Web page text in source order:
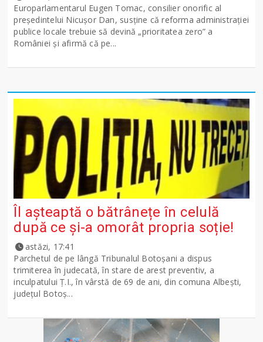
Europarlamentarul Eugen Tomac, consilier onorific al
președintelui Nicușor Dan, susține că reforma administrației
publice locale trebuie să devină „prioritatea zero” a
României și afirmă că pe...
Îl așteaptă o bătrânețe în celulă
după ce și-a omorât propria soție!
astăzi, 17:41
Parchetul de pe lângă Tribunalul Botoşani a dispus
trimiterea în judecată, în stare de arest preventiv, a
inculpatului Ț.I., în vârstă de 69 de ani, din comuna Albești,
județul Botoș...